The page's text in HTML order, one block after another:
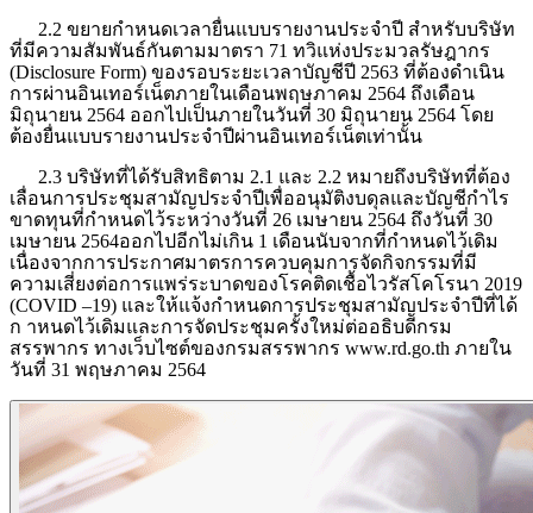
2.2 ขยายกำหนดเวลายื่นแบบรายงานประจำปี สำหรับบริษัท
ที่มีความสัมพันธ์กันตามมาตรา 71 ทวิแห่งประมวลรัษฎากร
(Disclosure Form) ของรอบระยะเวลาบัญชีปี 2563 ที่ต้องดำเนิน
การผ่านอินเทอร์เน็ตภายในเดือนพฤษภาคม 2564 ถึงเดือน
มิถุนายน 2564 ออกไปเป็นภายในวันที่ 30 มิถุนายน 2564 โดย
ต้องยื่นแบบรายงานประจำปีผ่านอินเทอร์เน็ตเท่านั้น
2.3 บริษัทที่ได้รับสิทธิตาม 2.1 และ 2.2 หมายถึงบริษัทที่ต้อง
เลื่อนการประชุมสามัญประจำปีเพื่ออนุมัติงบดุลและบัญชีกำไร
ขาดทุนที่กำหนดไว้ระหว่างวันที่ 26 เมษายน 2564 ถึงวันที่ 30
เมษายน 2564ออกไปอีกไม่เกิน 1 เดือนนับจากที่กำหนดไว้เดิม
เนื่องจากการประกาศมาตรการควบคุมการจัดกิจกรรมที่มี
ความเสี่ยงต่อการแพร่ระบาดของโรคติดเชื้อไวรัสโคโรนา 2019
(COVID –19) และให้แจ้งกำหนดการประชุมสามัญประจำปีที่ได้
ก าหนดไว้เดิมและการจัดประชุมครั้งใหม่ต่ออธิบดีกรม
สรรพากร ทางเว็บไซต์ของกรมสรรพากร www.rd.go.th ภายใน
วันที่ 31 พฤษภาคม 2564